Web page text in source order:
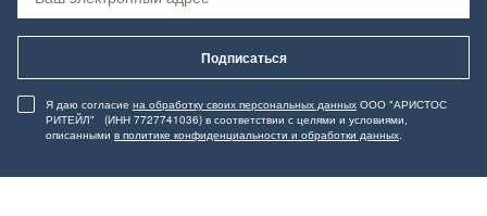
Подписаться
Я даю согласие на обработку своих персональных данных ООО "АРИСТОС
РИТЕЙЛ" (ИНН 7727741036) в соответствии с целями и условиями,
описанными в политике конфиденциальности и обработки данных